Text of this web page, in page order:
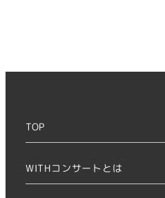
TOP
WITHコンサートとは